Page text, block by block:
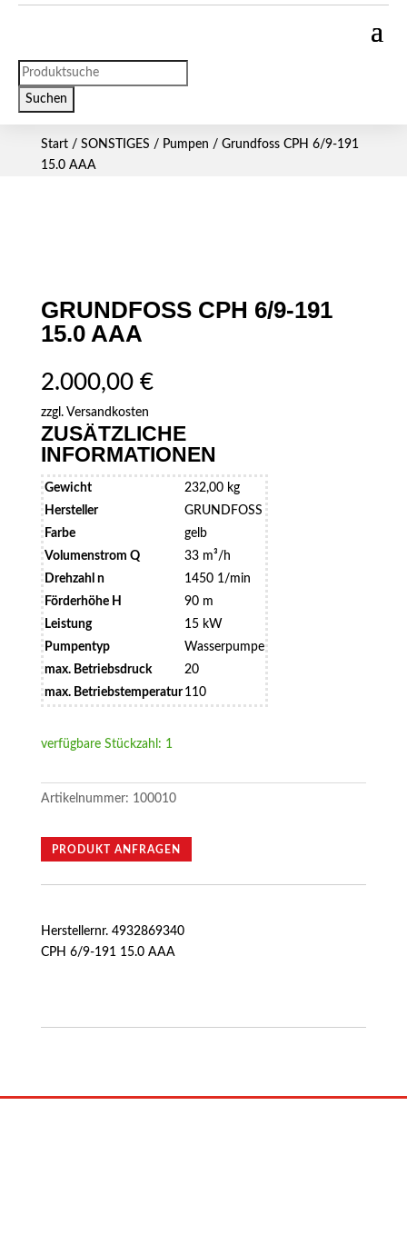
Products
search
Suchen
Start/ SONSTIGES / Pumpen / Grundfoss CPH 6/9-191
15.0 AAA
GRUNDFOSS CPH 6/9-191
15.0 AAA
2.000,00 €
zzgl. Versandkosten
ZUSÄTZLICHE
INFORMATIONEN
Gewicht
232,00 kg
Hersteller
GRUNDFOSS
Farbe
gelb
Volumenstrom Q
33 m³/h
Drehzahl n
1450 1/min
Förderhöhe H
90 m
Leistung
15 kW
Pumpentyp
Wasserpumpe
max. Betriebsdruck
20
max. Betriebstemperatur 110
verfügbare Stückzahl: 1
Artikelnummer: 100010
PRODUKT ANFRAGEN
Herstellernr. 4932869340
CPH 6/9-191 15.0 AAA